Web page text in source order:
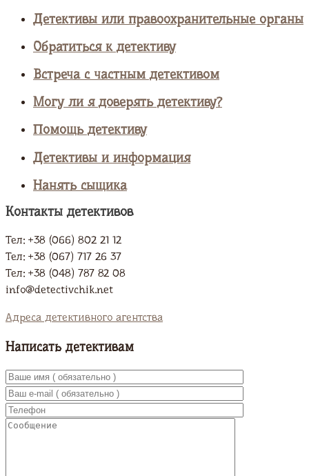
Детективы или правоохранительные органы
Обратиться к детективу
Встреча с частным детективом
Могу ли я доверять детективу?
Помощь детективу
Детективы и информация
Нанять сыщика
Контакты детективов
Тел: +38 (066) 802 21 12
Тел: +38 (067) 717 26 37
Тел: +38 (048) 787 82 08
info@detectivchik.net
Адреса детективного агентства
Написать детективам